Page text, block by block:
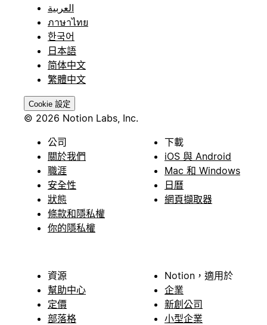
العربية
ภาษาไทย
한국어
日本語
简体中文
繁體中文
Cookie 設定
© 2026 Notion Labs, Inc.
公司
關於我們
職涯
安全性
狀態
條款和隱私權
你的隱私權
下載
iOS 與 Android
Mac 和 Windows
日曆
網頁擷取器
資源
幫助中心
定價
部落格
Notion，適用於
企業
新創公司
小型企業